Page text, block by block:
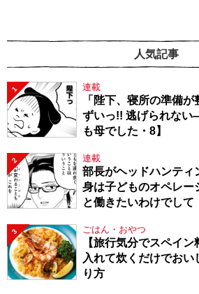
人気記事
1 連載
「陛下、寝所の準備
ずいっ!! 逃げられな
も母でした・8】
2 連載
部長がヘッドハンティ
身は子どものオペレー
と働きたいわけでし
3 ごはん・おやつ
【旅行気分でスペイ
入れて炊くだけでお
り方